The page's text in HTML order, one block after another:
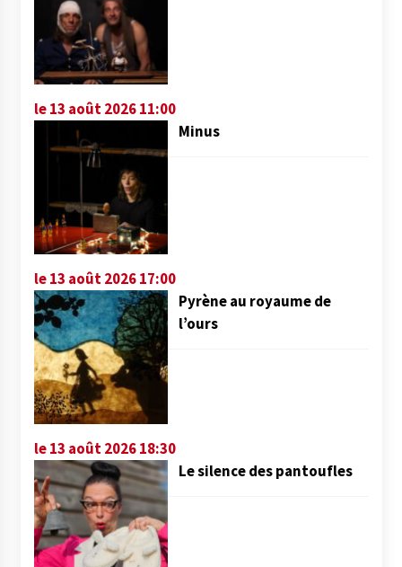
le 13 août 2026 11:00
Minus
le 13 août 2026 17:00
Pyrène au royaume de
l’ours
le 13 août 2026 18:30
Le silence des pantoufles